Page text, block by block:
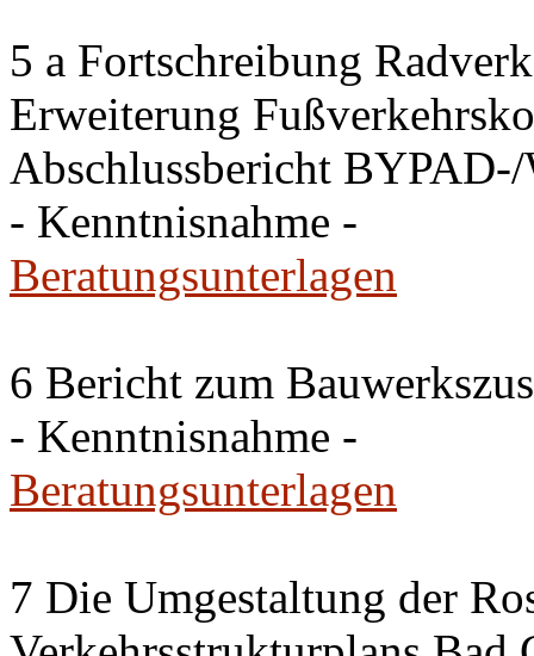
5 a Fortschreibung
Erweiterung
Abschlussbericht
- Kenntnisnahme -
Beratungsunterlagen
6 Bericht zum
- Kenntnisnahme -
Beratungsunterlagen
7 Die Umgestaltung der